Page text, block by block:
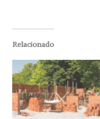
Relacionado